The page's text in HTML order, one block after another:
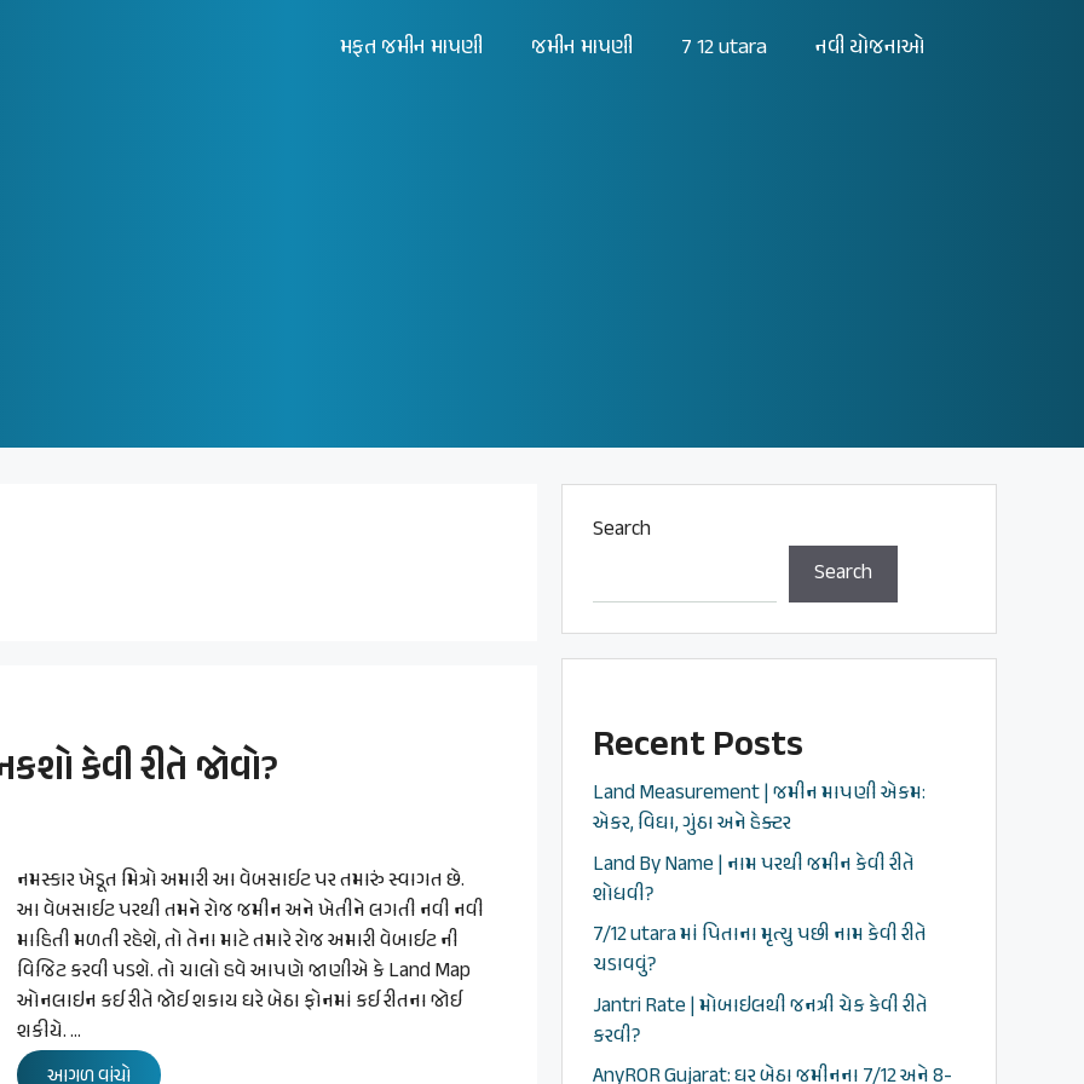
મફત જમીન માપણી જમીન માપણી 7 12 utara નવી યોજનાઓ
કેવી રીતે જોવો?
નમસ્કાર ખેડૂત મિત્રો અમારી આ વેબસાઈટ પર તમારું સ્વાગત છે.
આ વેબસાઈટ પરથી તમને રોજ જમીન અને ખેતીને લગતી નવી નવી
માહિતી મળતી રહેશે, તો તેના માટે તમારે રોજ અમારી વેબાઈટ ની
વિજિટ કરવી પડશે. તો ચાલો હવે આપણે જાણીએ કે Land Map
ઓનલાઇન કઈ રીતે જોઈ શકાય ઘરે બેઠા ફોનમાં કઈ રીતના જોઈ
શકીયે. …
આગળ વાંચો
Search
Search
Recent Posts
Land Measurement | જમીન માપણી એકમ:
એકર, વિઘા, ગુંઠા અને હેક્ટર
Land By Name | નામ પરથી જમીન કેવી રીતે
શોધવી?
7/12 utara માં પિતાના મૃત્યુ પછી નામ કેવી રીતે
ચડાવવું?
Jantri Rate | મોબાઇલથી જનત્રી ચેક કેવી રીતે
કરવી?
AnyROR Gujarat: ઘર બેઠા જમીનના 7/12 અને 8-